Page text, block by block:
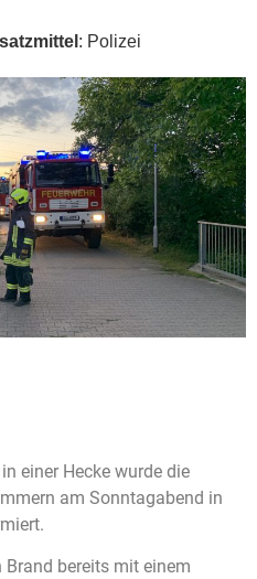
: Polizei
einer Hecke wurde die
am Sonntagabend in
bereits mit einem